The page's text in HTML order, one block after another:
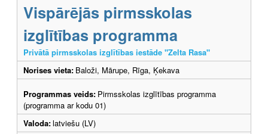
Vispārējās pirmsskolas
izglītības programma
Privātā pirmsskolas izglītības iestāde "Zelta Rasa"
Norises vieta: Baloži, Mārupe, Rīga, Ķekava
Programmas veids: Pirmsskolas izglītības programma
(programma ar kodu 01)
Valoda:latviešu (LV)